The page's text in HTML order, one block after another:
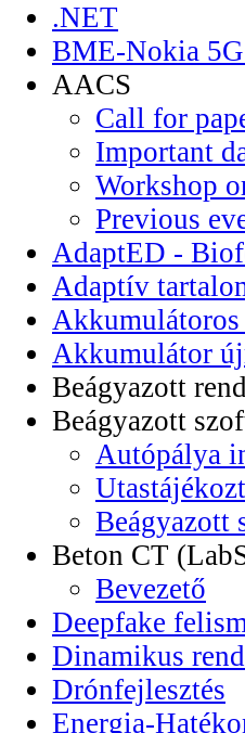
.NET
BME-Nokia
AACS
Call for
Important
Workshop
Previous
AdaptED -
Adaptív
Akkumulátor
Beágyazott
Beágyazott
Autópálya
Beágyazott
Beton CT
Bevezető
Deepfake
Dinamikus
Drónfejlesztés
Energia-